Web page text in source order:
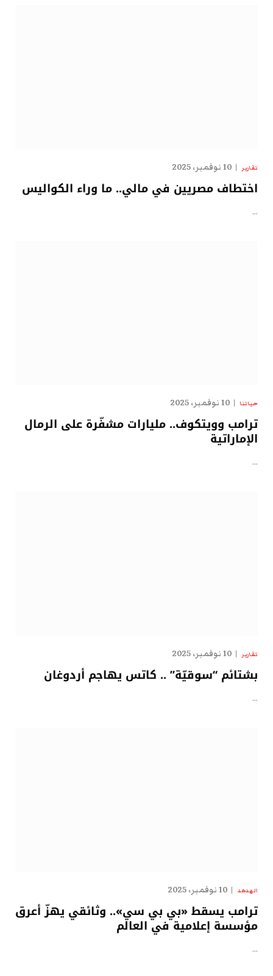
تقارير 10 نوفمبر، 2025
اختطاف مصريين في مالي.. ما وراء الكواليس
…
حياتنا 10 نوفمبر، 2025
ترامب وويتكوف.. مليارات مشفّرة على الرمال
الإماراتية
…
تقارير 10 نوفمبر، 2025
بشتائم “سوقيّة” .. كاتس يهاجم أردوغان
…
الهدهد 10 نوفمبر، 2025
ترامب يسقط «بي بي سي».. وثائقي يهزّ أعرق
مؤسسة إعلامية في العالم
…